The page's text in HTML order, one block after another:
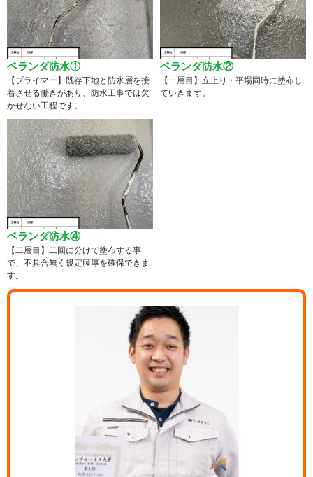
ベランダ防水①
【プライマー】既存下地と防水層を接
着させる働きがあり、防水工事では欠
かせない工程です。
ベランダ防水②
【一層目】立上り・平場同時に塗布し
ていきます。
ベランダ防水④
【二層目】二回に分けて塗布する事
で、不具合無く規定膜厚を確保できま
す。